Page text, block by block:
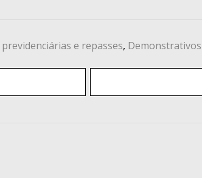
e repasses, Demonstrativos